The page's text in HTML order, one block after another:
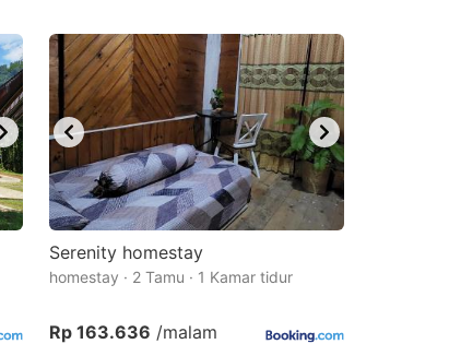
Serenity homestay
homestay · 2 Tamu · 1 Kamar tidur
Rp 163.636 /malam